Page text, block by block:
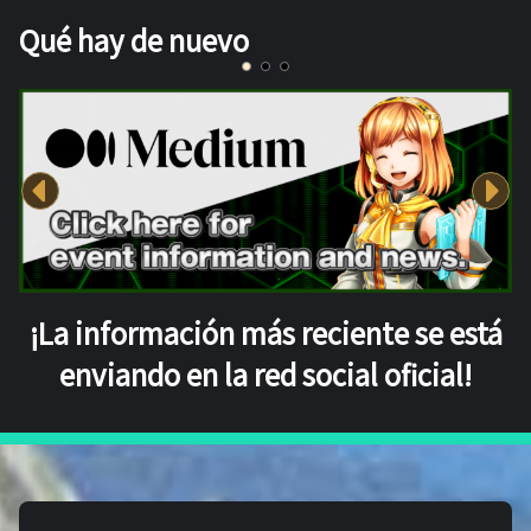
Qué hay de nuevo
¡La información más reciente se está
enviando en la red social oficial!